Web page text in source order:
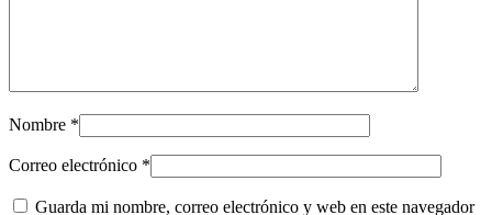
Nombre *
Correo electrónico *
Guarda mi nombre, correo electrónico y web en este navegador